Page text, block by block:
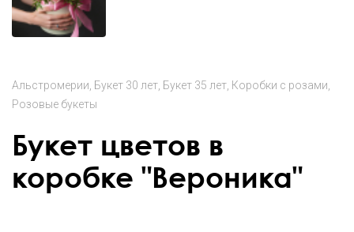
Альстромерии Букет 30 лет Букет 35 лет Коробки с розами
Розовые букеты
Букет цветов в
коробке "Вероника"